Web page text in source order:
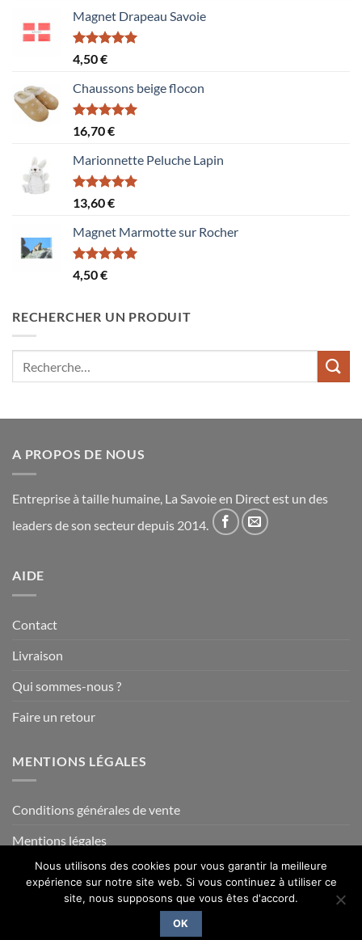
Magnet Drapeau Savoie
Note5.00
sur 5
4,50€
Chaussons beige flocon
Note5.00
sur 5
16,70€
Marionnette Peluche Lapin
Note5.00
sur 5
13,60€
Magnet Marmotte sur Rocher
Note5.00
sur 5
4,50€
RECHERCHER UN PRODUIT
A PROPOS DE NOUS
Entreprise à taille humaine, La Savoie en Direct est un des
leaders de son secteur depuis 2014.
AIDE
Contact
Livraison
Qui sommes-nous ?
Faire un retour
MENTIONS LÉGALES
Conditions générales de vente
Mentions légales
Visa PayPal MasterCardCredit
Copyright 2014- 2026 ©
Nous utilisons des cookies pour vous garantir la meilleure
expérience sur notre site web. Si vous continuez à utiliser ce
site, nous supposons que vous êtes d'accord.
OK